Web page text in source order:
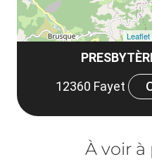
12360 Fayet
Leaflet
À voir